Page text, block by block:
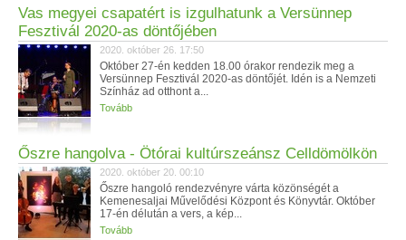
Vas megyei csapatért is izgulhatunk a Versünnep
Fesztivál 2020-as döntőjében
2020. október 26. 17:50
Október 27-én kedden 18.00 órakor rendezik meg a
Versünnep Fesztivál 2020-as döntőjét. Idén is a Nemzeti
Színház ad otthont a...
Tovább
Őszre hangolva - Ötórai kultúrszeánsz Celldömölkön
2020. október 20. 00:10
Őszre hangoló rendezvényre várta közönségét a
Kemenesaljai Művelődési Központ és Könyvtár. Október
17-én délután a vers, a kép...
Tovább